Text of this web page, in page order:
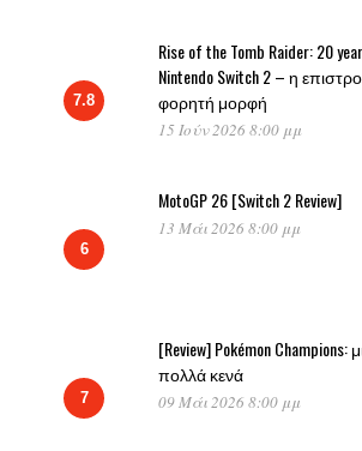
7.8
Rise of the Tomb Raider: 20
Nintendo Switch 2 – η
φορητή μορφή
15 Ιούν 2026 8:00 μμ
6
MotoGP 26 [Switch 2 Review]
13 Μάι 2026 8:00 μμ
7
[Review] Pokémon
πολλά κενά
09 Μάι 2026 8:00 μμ